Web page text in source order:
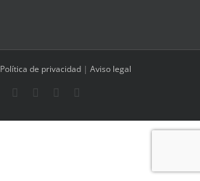
Política de privacidad | Aviso legal
FacebookInstagramWhatsApp